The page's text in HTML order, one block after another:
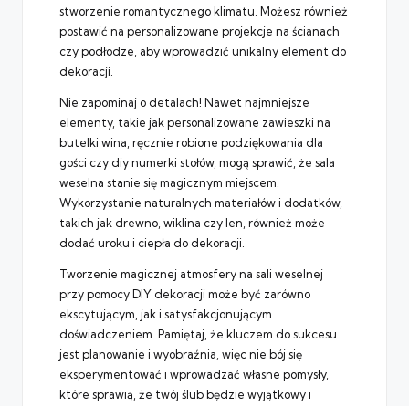
stworzenie romantycznego klimatu. Możesz również
postawić na personalizowane projekcje na ścianach
czy podłodze, aby wprowadzić unikalny element do
dekoracji.
Nie zapominaj o detalach! Nawet najmniejsze
elementy, takie jak personalizowane zawieszki na
butelki wina, ręcznie robione podziękowania dla
gości czy diy numerki stołów, mogą sprawić, że sala
weselna stanie się magicznym miejscem.
Wykorzystanie naturalnych materiałów i dodatków,
takich jak drewno, wiklina czy len, również może
dodać uroku i ciepła do dekoracji.
Tworzenie magicznej atmosfery na sali weselnej
przy pomocy DIY dekoracji może być zarówno
ekscytującym, jak i satysfakcjonującym
doświadczeniem. Pamiętaj, że kluczem do sukcesu
jest planowanie i wyobraźnia, więc nie bój się
eksperymentować i wprowadzać własne pomysły,
które sprawią, że twój ślub będzie wyjątkowy i